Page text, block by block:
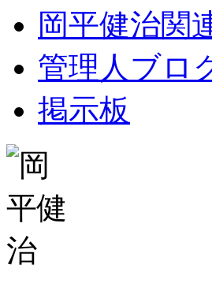
岡平健治関
管理人ブロ
掲示板